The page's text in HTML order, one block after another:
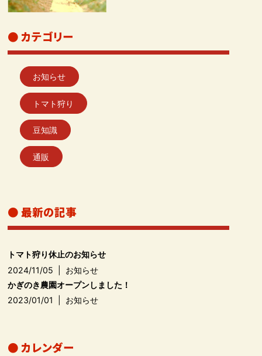
● カテゴリー
お知らせ
トマト狩り
豆知識
通販
● 最新の記事
トマト狩り休止のお知らせ
2024/11/05
お知らせ
かぎのき農園オープンしました！
2023/01/01
お知らせ
● カレンダー